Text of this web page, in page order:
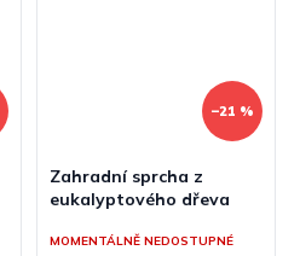
–21 %
Zahradní sprcha z
eukalyptového dřeva
MOMENTÁLNĚ NEDOSTUPNÉ